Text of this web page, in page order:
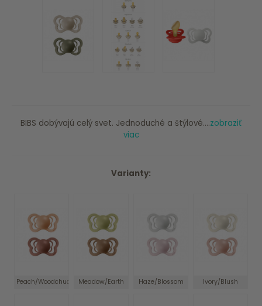
BIBS dobývajú celý svet. Jednoduché a štýlové....zobraziť
viac
Varianty:
Peach/Woodchuck Meadow/Earth Haze/Blossom Ivory/Blush